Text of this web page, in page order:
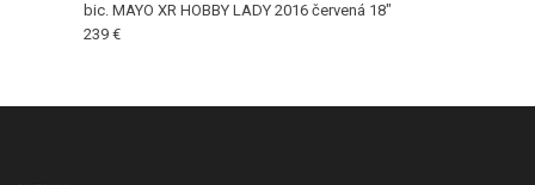
bic. MAYO XR HOBBY LADY 2016 červená 18"
239 €